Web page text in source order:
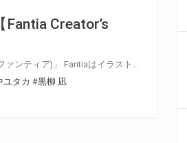
Creator’s
ユタカ #黒柳 凪